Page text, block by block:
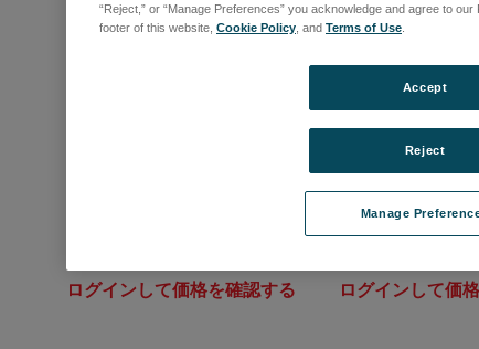
ログインして価格を確認する
High Reflector
ログインして価
“Reject,” or “Manage Preferences” you acknowledge and agree to
footer of this website, Cookie Policy , and Terms of Use
Manage
Reject
Accept